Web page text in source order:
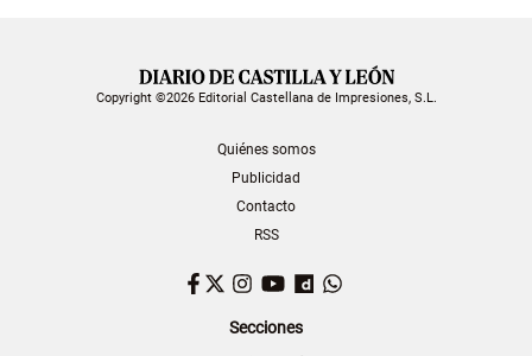
Copyright ©2026 Editorial Castellana de Impresiones, S.L.
Quiénes somos
Publicidad
Contacto
RSS
Facebook
TwitterInstagram
YouTubeDailymotion
Secciones